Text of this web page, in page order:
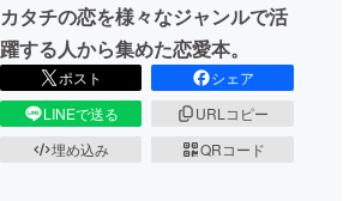
カタチの恋を様々なジャンルで活
躍する人から集めた恋愛本。
ポスト
シェア
LINEで送る
URLコピー
埋め込み
QRコード